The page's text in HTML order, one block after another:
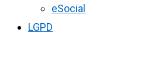
eSocial
LGPD